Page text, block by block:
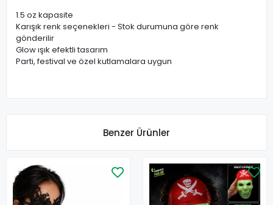
1.5 oz kapasite
Karışık renk seçenekleri - Stok durumuna göre renk
gönderilir
Glow ışık efektli tasarım
Parti, festival ve özel kutlamalara uygun
Benzer Ürünler